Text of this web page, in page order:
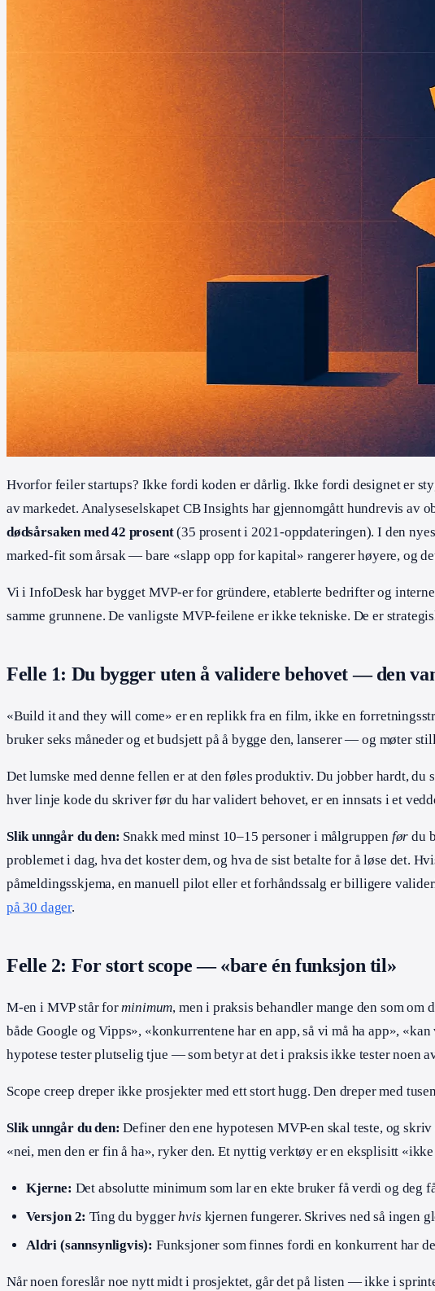
Hvorfor feiler startups? Ikke fordi koden er dårlig. Ikke fordi designet er
av markedet. Analyseselskapet CB Insights har gjennomgått hundrevis av
dødsårsaken med 42 prosent(35 prosent i 2021-oppdateringen). I den
marked-fit som årsak — bare «slapp opp for kapital» rangerer høyere, og
Vi i InfoDesk har bygget MVP-er for gründere, etablerte bedrifter og
samme grunnene. De vanligste MVP-feilene er ikke tekniske. De er
Felle 1: Du bygger uten å validere behovet — den
«Build it and they will come» er en replikk fra en film, ikke en
bruker seks måneder og et budsjett på å bygge den, lanserer — og møter
Det lumske med denne fellen er at den føles produktiv. Du jobber hardt,
hver linje kode du skriver før du har validert behovet, er en innsats i et
Slik unngår du den: Snakk med minst 10–15 personer i målgruppen før du
problemet i dag, hva det koster dem, og hva de sist betalte for å løse det.
påmeldingsskjema, en manuell pilot eller et forhåndssalg er billigere
på 30 dager.
Felle 2: For stort scope — «bare én funksjon til»
M-en i MVP står forminimum, men i praksis behandler mange den som
både Google og Vipps», «konkurrentene har en app, så vi må ha app»,
hypotese tester plutselig tjue — som betyr at det i praksis ikke tester noen
Scope creep dreper ikke prosjekter med ett stort hugg. Den dreper med
Slik unngår du den: Definer den ene hypotesen MVP-en skal teste, og
«nei, men den er fin å ha», ryker den. Et nyttig verktøy er en eksplisitt
Kjerne: Det absolutte minimum som lar en ekte bruker få verdi og deg
Versjon 2: Ting du byggerhvis kjernen fungerer. Skrives ned så ingen
Aldri (sannsynligvis): Funksjoner som finnes fordi en konkurrent har
Når noen foreslår noe nytt midt i prosjektet, går det på listen — ikke i